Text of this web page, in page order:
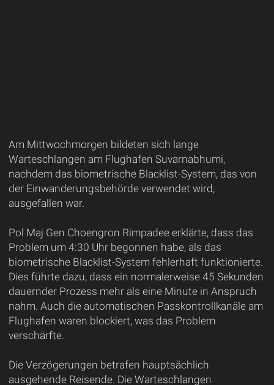
Am Mittwochmorgen bildeten sich lange
Warteschlangen am Flughafen Suvarnabhumi,
nachdem das biometrische Blacklist-System, das von
der Einwanderungsbehörde verwendet wird,
ausgefallen war.
Pol Maj Gen Choengron Rimpadee erklärte, dass das
Problem um 4:30 Uhr begonnen habe, als das
biometrische Blacklist-System fehlerhaft funktionierte.
Dies führte dazu, dass ein normalerweise 45 Sekunden
dauernder Prozess mehr als eine Minute in Anspruch
nahm. Auch die automatischen Passkontrollkanäle am
Flughafen waren blockiert, was das Problem
verschärfte.
Die Verzögerungen betrafen hauptsächlich
ausgehende Reisende. Die Warteschlangen